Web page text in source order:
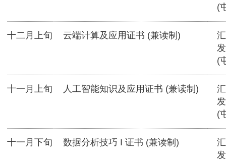
(
十二月上旬 云端计算及应用证书 (兼读制)
(
十一月上旬 人工智能知识及应用证书 (兼读制)
(
十一月下旬 数据分析技巧 I 证书 (兼读制)